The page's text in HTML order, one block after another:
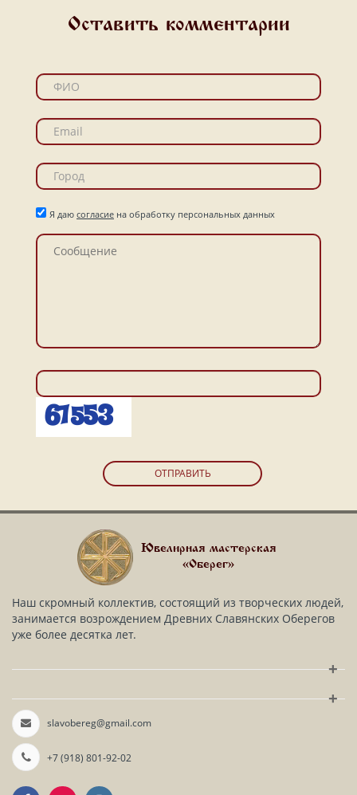
Оставить комментарии
Я даю согласие на обработку персональных данных
ОТПРАВИТЬ
Ювелирная мастерская
«Оберег»
Наш скромный коллектив, состоящий из творческих людей,
занимается возрождением Древних Славянских Оберегов
уже более десятка лет.
+
+
slavobereg@gmail.com
+7 (918) 801-92-02